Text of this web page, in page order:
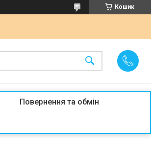
Кошик
Повернення та обмін